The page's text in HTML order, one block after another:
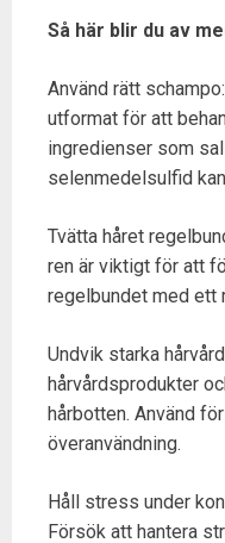
Så här blir du av
Använd rätt
utformat för att
ingredienser som
selenmedelsulfid
Tvätta håret
ren är viktigt för att
regelbundet med ett
Undvik starka
hårvårdsprodukter
hårbotten. Använd
överanvändning.
Håll stress under
Försök att hantera